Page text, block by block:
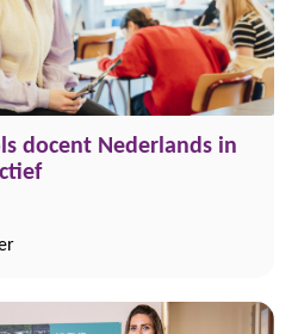
docent Nederlands in